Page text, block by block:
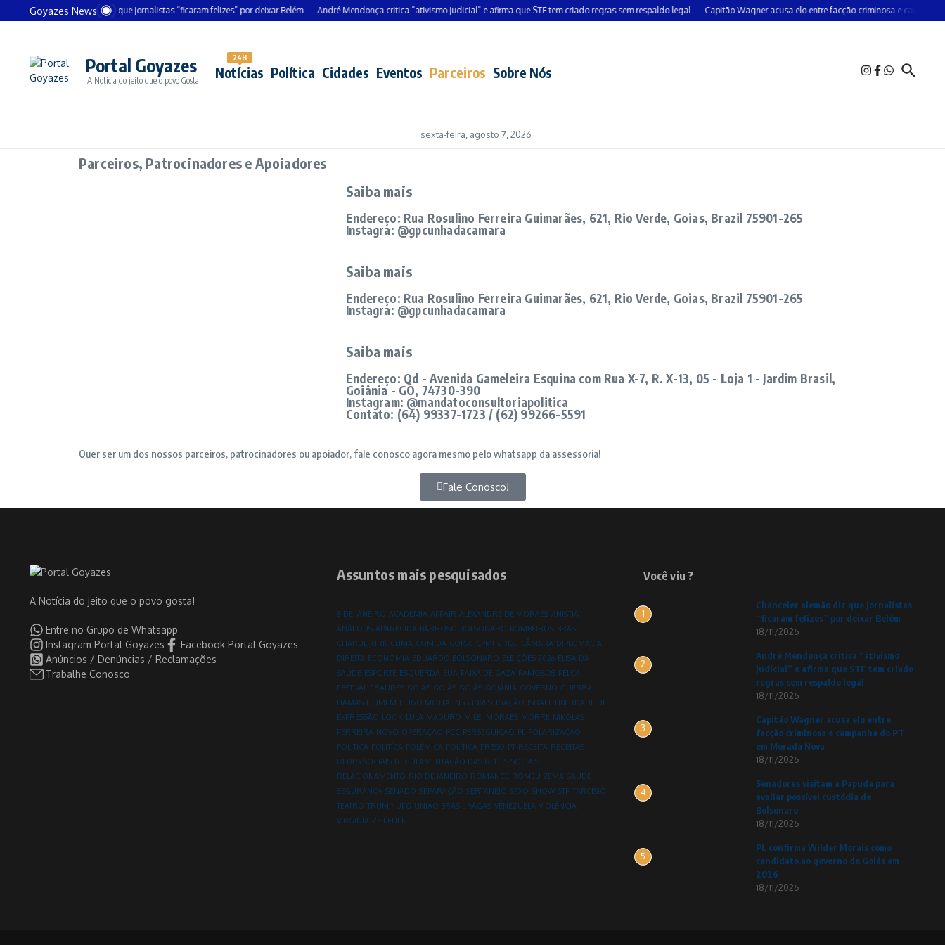
Goyazes News
Chanceler alemão diz que jornalistas “ficaram felizes” por deixar Belém André Mendonça critica “ativismo judicial” e afirma que STF tem criado regras sem respaldo legal Capitão Wagner acusa elo entre facção criminosa e campanha
Portal Goyazes
A Notícia do jeito que o povo Gosta! Notícias
24H
Política Cidades Eventos Parceiros Sobre Nós
sexta-feira, agosto 7, 2026
Parceiros, Patrocinadores e Apoiadores
Saiba mais
Endereço: Rua Rosulino Ferreira Guimarães, 621, Rio Verde, Goias, Brazil 75901-265
Instagra: @gpcunhadacamara
Saiba mais
Endereço: Rua Rosulino Ferreira Guimarães, 621, Rio Verde, Goias, Brazil 75901-265
Instagra: @gpcunhadacamara
Saiba mais
Endereço: Qd - Avenida Gameleira Esquina com Rua X-7, R. X-13, 05 - Loja 1 - Jardim Brasil,
Goiânia - GO, 74730-390
Instagram: @mandatoconsultoriapolitica
Contato: (64) 99337-1723 / (62) 99266-5591
Quer ser um dos nossos parceiros, patrocinadores ou apoiador, fale conosco agora mesmo pelo whatsapp da assessoria!
Fale Conosco!
A Notícia do jeito que o povo gosta!
Entre no Grupo de Whatsapp
Instagram Portal Goyazes
Facebook Portal Goyazes
Anúncios / Denúncias / Reclamações
Trabalhe Conosco
Assuntos mais pesquisados
8 DE JANEIRO ACADEMIA AFFAIR ALEXANDRE DE MORAES ANISTIA
ANÁPOLIS APARECIDA BARROSO BOLSONARO BOMBEIROS BRASIL
CHARLIE KIRK CLIMA COMIDA COP30 CPMI CRISE CÂMARA DIPLOMACIA
DIREITA ECONOMIA EDUARDO BOLSONARO ELEIÇÕES 2026 ELISA DA
SAÚDE ESPORTE ESQUERDA EUA FAIXA DE GAZA FAMOSOS FELCA
FESTIVAL FRAUDES GOIAS GOIÁS GOIÁS GOIÂNIA GOVERNO GUERRA
HAMAS HOMEM HUGO MOTTA INSS INVESTIGAÇÃO ISRAEL LIBERDADE DE
EXPRESSÃO LOOK LULA MADURO MILEI MORAES MORRE NIKOLAS
FERREIRA NOVO OPERAÇÃO PCC PERSEGUIÇÃO PL POLARIZAÇÃO
POLITICA POLITÍCA POLÊMICA POLÍTICA PRESO PT RECEITA RECEITAS
REDES SOCIAIS REGULAMENTAÇÃO DAS REDES SOCIAIS
RELACIONAMENTO RIO DE JANEIRO ROMANCE ROMEU ZEMA SAÚDE
SEGURANÇA SENADO SEPARAÇÃO SERTANEJO SEXO SHOW STF TARCÍSIO
TEATRO TRUMP UFG UNIÃO BRASIL VAGAS VENEZUELA VIOLÊNCIA
VIRGINIA ZE FELIPE
Você viu ?
1
Chanceler alemão diz que jornalistas
“ficaram felizes” por deixar Belém
18/11/2025
2
André Mendonça critica “ativismo
judicial” e afirma que STF tem criado
regras sem respaldo legal
18/11/2025
3
Capitão Wagner acusa elo entre
facção criminosa e campanha do PT
em Morada Nova
18/11/2025
4
Senadores visitam a Papuda para
avaliar possível custódia de
Bolsonaro
18/11/2025
5
PL confirma Wilder Morais como
candidato ao governo de Goiás em
2026
18/11/2025